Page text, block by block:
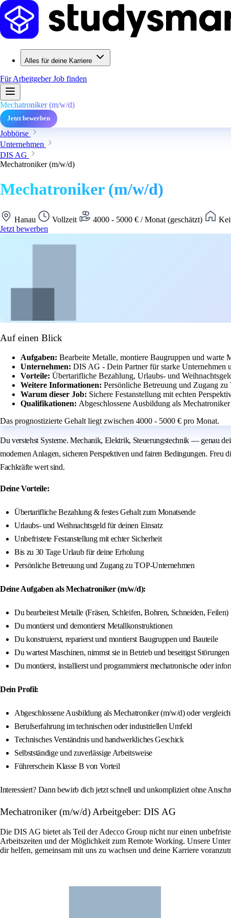
Alles für deine Karriere
Für ArbeitgeberJob finden
Mechatroniker (m/w/d)
Jetzt bewerben
Jobbörse
Unternehmen
DIS AG
Mechatroniker (m/w/d)
Mechatroniker (m/w/d)
Hanau Vollzeit 4000 - 5000 € / Monat (geschätzt)
Jetzt bewerben
Auf einen Blick
Aufgaben: Bearbeite Metalle, montiere Baugruppen und warte
Unternehmen: DIS AG - Dein Partner für starke Unternehmen
Vorteile: Übertarifliche Bezahlung, Urlaubs- und
Weitere Informationen: Persönliche Betreuung und Zugang
Warum dieser Job: Sichere Festanstellung mit echten
Qualifikationen: Abgeschlossene Ausbildung als
Das prognostizierte Gehalt liegt zwischen 4000 - 5000 € pro Monat.
Du verstehst Systeme. Mechanik, Elektrik, Steuerungstechnik — genau
modernen Anlagen, sicheren Perspektiven und fairen Bedingungen.
Fachkräfte wert sind.
Deine Vorteile:
Übertarifliche Bezahlung & festes Gehalt zum Monatsende
Urlaubs- und Weihnachtsgeld für deinen Einsatz
Unbefristete Festanstellung mit echter Sicherheit
Bis zu 30 Tage Urlaub für deine Erholung
Persönliche Betreuung und Zugang zu TOP-Unternehmen
Deine Aufgaben als Mechatroniker (m/w/d):
Du bearbeitest Metalle (Fräsen, Schleifen, Bohren, Schneiden, Feilen)
Du montierst und demontierst Metallkonstruktionen
Du konstruierst, reparierst und montierst Baugruppen und Bauteile
Du wartest Maschinen, nimmst sie in Betrieb und beseitigst Störungen
Du montierst, installierst und programmierst mechatronische oder
Dein Profil:
Abgeschlossene Ausbildung als Mechatroniker (m/w/d) oder
Berufserfahrung im technischen oder industriellen Umfeld
Technisches Verständnis und handwerkliches Geschick
Selbstständige und zuverlässige Arbeitsweise
Führerschein Klasse B von Vorteil
Interessiert? Dann bewirb dich jetzt schnell und unkompliziert ohne
Mechatroniker (m/w/d) Arbeitgeber: DIS AG
Die DIS AG bietet als Teil der Adecco Group nicht nur einen
Arbeitszeiten und der Möglichkeit zum Remote Working. Unsere
dir helfen, gemeinsam mit uns zu wachsen und deine Karriere